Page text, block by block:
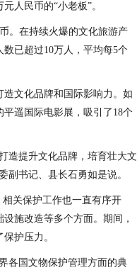
人民币的“小老板”。
。在持续火爆的文化旅游产
已超过10万人，平均每5个
文化品牌和国际影响力。如
遥国际电影展，吸引了18个
造提升文化品牌，培育壮大文
副书记、县长石勇如是说。
关保护工作也一直有序开
施改造等多个方面。期间，
护压力。
各国文物保护管理方面的典